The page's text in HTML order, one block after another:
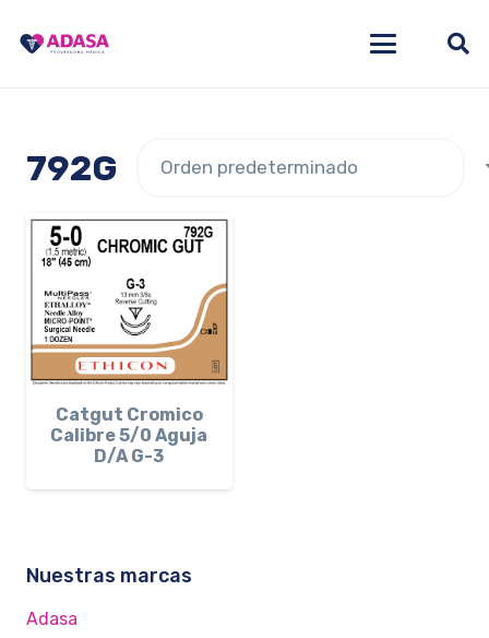
792G
Catgut Cromico
Calibre 5/0 Aguja
D/A G-3
Nuestras marcas
Adasa